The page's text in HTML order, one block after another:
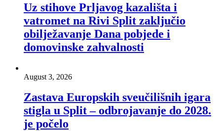
Uz stihove Prljavog kazališta i
vatromet na Rivi Split zaključio
obilježavanje Dana pobjede i
domovinske zahvalnosti
August 3, 2026
Zastava Europskih sveučilišnih igara
stigla u Split – odbrojavanje do 2028.
je počelo